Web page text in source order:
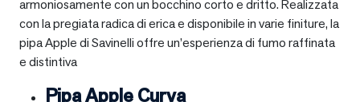
armoniosamente con un bocchino corto e dritto. Realizzata
con la pregiata radica di erica e disponibile in varie finiture, la
pipa Apple di Savinelli offre un’esperienza di fumo raffinata
e distintiva
Pipa Apple Curva